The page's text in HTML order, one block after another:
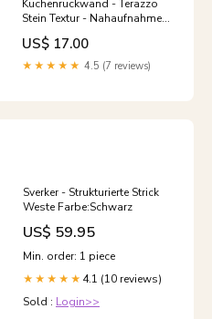
Küchenrückwand - Terazzo
Stein Textur - Nahaufnahme
KR-002361
US$ 17.00
★★★★★ 4.5 (7 reviews)
Sverker - Strukturierte Strick
Weste Farbe:Schwarz
US$ 59.95
Min. order: 1 piece
★★★★★ 4.1 (10 reviews)
Sold : Login>>